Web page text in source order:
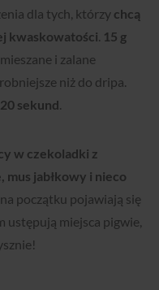
dla tych, którzy chcą
kwaskowatości 15 g
i zalane
niż do dripa.
sekund
w czekoladki z
jabłkowy i nieco
na początku pojawiają się
ustępują miejsca pigwie,